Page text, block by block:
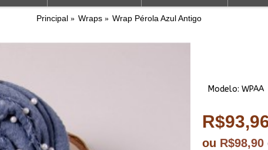
Principal Wraps Wrap Pérola Azul Antigo
Modelo: WPAA
ou R$98,90